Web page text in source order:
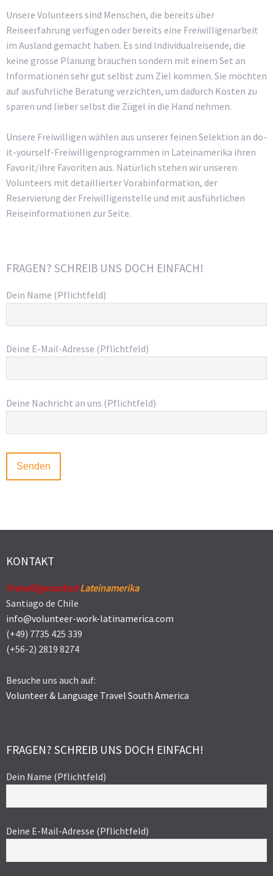
Unsere Volunteers sind Menschen, die bereits über
Reiseerfahrung verfügen oder bereits eine Freiwilligenarbeit
im Ausland gemacht haben. Es sind Individualreisende, die
keine grosse Planung brauchen sondern mit einem Set an
Informationen sehr gut selbst zum Ziel kommen. Sie möchten
auf ausführliche Beratung verzichten, um dadurch Kosten zu
sparen und lieber selbst die Zügel in die Hand nehmen.
Unsere Freiwilligen wählen aus unserer feinen Selektion an do-
it-yourself-Freiwilligenprogrammen in Lateinamerika ihren
Favorit/ihre Favoriten aus. Natürlich stehen wir unseren
Volunteers mit detaillierter Vorabinformation, der
Reservierung der Freiwilligenstelle und mit ausführlichen
Reiseinformationen zur Seite.
FRAGEN? SCHREIB UNS DOCH EINFACH!
Dein Name (Pflichtfeld)
Deine E-Mail-Adresse (Pflichtfeld)
Deine Nachricht an uns (Pflichtfeld)
KONTAKT
FreiwilligenarbeitLateinamerika
Santiago de Chile
info@volunteer-work-latinamerica.com
(+49) 7735 425 339
(+56-2) 2819 8274
Besuche uns auch auf:
Volunteer & Language Travel South America
FRAGEN? SCHREIB UNS DOCH EINFACH!
Dein Name (Pflichtfeld)
Deine E-Mail-Adresse (Pflichtfeld)